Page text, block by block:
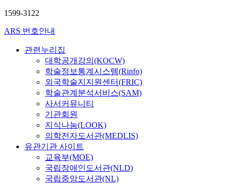
1599-3122
ARS 번호안내
관련누리집
대학공개강의(KOCW)
학술정보통계시스템(Rinfo)
외국학술지지원센터(FRIC)
학술관계분석서비스(SAM)
사서커뮤니티
기관회원
지식나눔(LOOK)
의학전자도서관(MEDLIS)
유관기관 사이트
교육부(MOE)
국립장애인도서관(NLD)
국립중앙도서관(NL)